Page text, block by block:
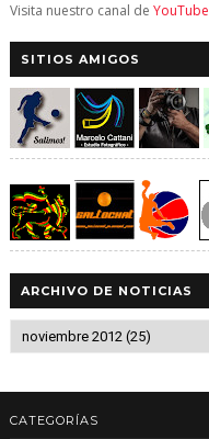
Visita nuestro canal de YouTube
SITIOS AMIGOS
ARCHIVO DE NOTICIAS
CATEGORÍAS